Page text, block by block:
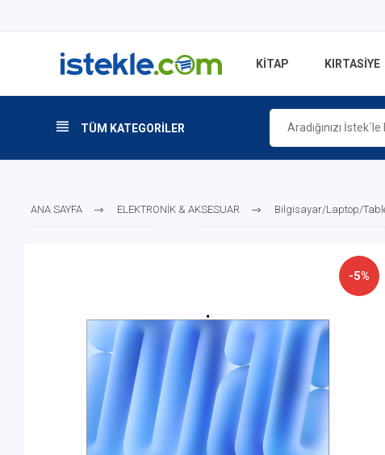
KİTAP KIRTASİYE
TÜM KATEGORİLER
ANA SAYFA ELEKTRONİK & AKSESUAR Bilgisayar/Laptop/
-5%